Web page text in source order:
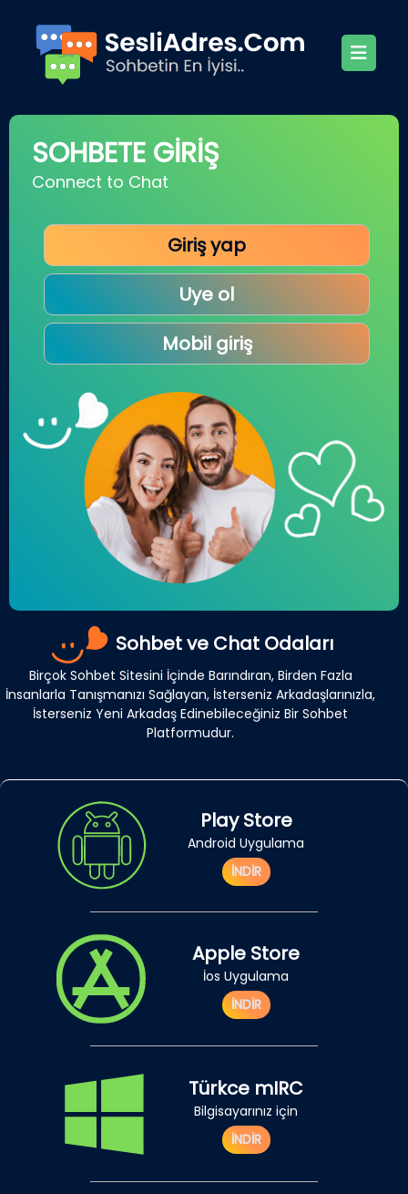
SOHBETE GİRİŞ
Connect to Chat
Giriş yap
Uye ol
Mobil giriş
Sohbet ve Chat Odaları
Birçok Sohbet Sitesini İçinde Barındıran, Birden Fazla
İnsanlarla Tanışmanızı Sağlayan, İsterseniz Arkadaşlarınızla,
İsterseniz Yeni Arkadaş Edinebileceğiniz Bir Sohbet
Platformudur.
Play Store
Android Uygulama
İNDİR
Apple Store
İos Uygulama
İNDİR
Türkce mIRC
Bilgisayarınız için
İNDİR